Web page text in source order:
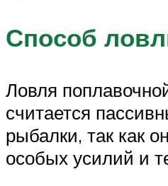
Способ
Ловля
считается
рыбалки, так как
особых усилий и